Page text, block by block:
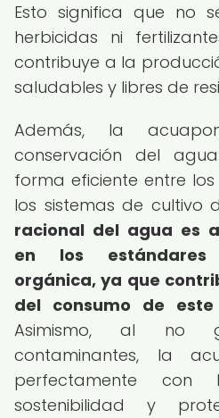
Esto significa que no
herbicidas ni
contribuye a la
saludables y libres de
Además, la
conservación del
forma eficiente entre
los sistemas de cultivo
racional del agua es
en los
orgánica, ya que
del consumo de
Asimismo, al no
contaminantes, la
perfectamente con
sostenibilidad y